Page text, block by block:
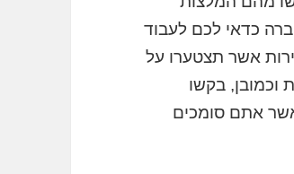
כדאי לכם לעבוד
אשר תצטערו על
וכמובן, בקשו
אתם סומכים